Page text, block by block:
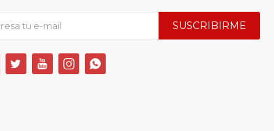
SUSCRIBIRME
   